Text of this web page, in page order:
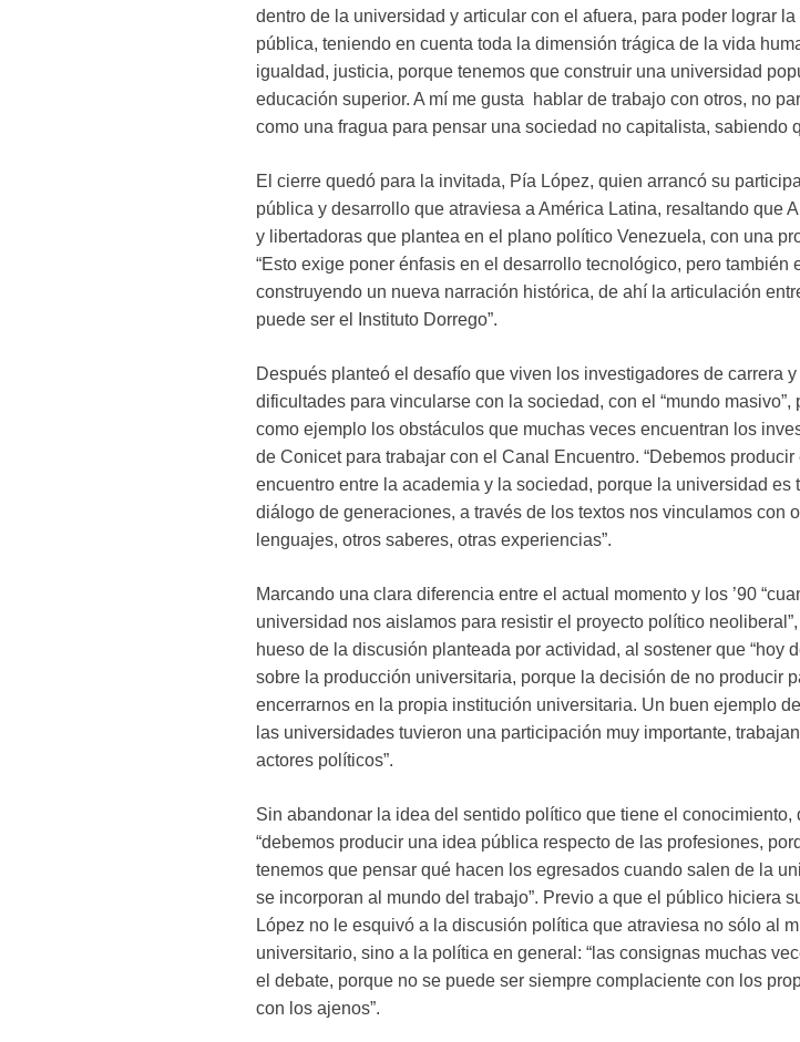
dentro de la universidad y articular con el afuera, para poder lograr la
pública, teniendo en cuenta toda la dimensión trágica de la vida
igualdad, justicia, porque tenemos que construir una universidad
educación superior. A mí me gusta hablar de trabajo con otros, no
como una fragua para pensar una sociedad no capitalista, sabiendo
El cierre quedó para la invitada, Pía López, quien arrancó su
pública y desarrollo que atraviesa a América Latina, resaltando que
y libertadoras que plantea en el plano político Venezuela, con una
“Esto exige poner énfasis en el desarrollo tecnológico, pero
construyendo un nueva narración histórica, de ahí la articulación
puede ser el Instituto Dorrego”.
Después planteó el desafío que viven los investigadores de carrera y
dificultades para vincularse con la sociedad, con el “mundo masivo”,
como ejemplo los obstáculos que muchas veces encuentran los
de Conicet para trabajar con el Canal Encuentro. “Debemos producir
encuentro entre la academia y la sociedad, porque la universidad es
diálogo de generaciones, a través de los textos nos vinculamos con
lenguajes, otros saberes, otras experiencias”.
Marcando una clara diferencia entre el actual momento y los ’90
universidad nos aislamos para resistir el proyecto político neoliberal”,
hueso de la discusión planteada por actividad, al sostener que “hoy
sobre la producción universitaria, porque la decisión de no producir
encerrarnos en la propia institución universitaria. Un buen ejemplo
las universidades tuvieron una participación muy importante,
actores políticos”.
Sin abandonar la idea del sentido político que tiene el conocimiento,
“debemos producir una idea pública respecto de las profesiones,
tenemos que pensar qué hacen los egresados cuando salen de la
se incorporan al mundo del trabajo”. Previo a que el público hiciera
López no le esquivó a la discusión política que atraviesa no sólo al
universitario, sino a la política en general: “las consignas muchas
el debate, porque no se puede ser siempre complaciente con los
con los ajenos”.